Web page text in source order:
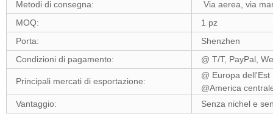
Metodi di consegna:
Via aerea, via
MOQ:
1 pz
Porta:
Shenzhen
Condizioni di pagamento:
@ T/T, PayPal,
Principali mercati di esportazione:
@ Europa
@America
Vantaggio:
Senza nichel e